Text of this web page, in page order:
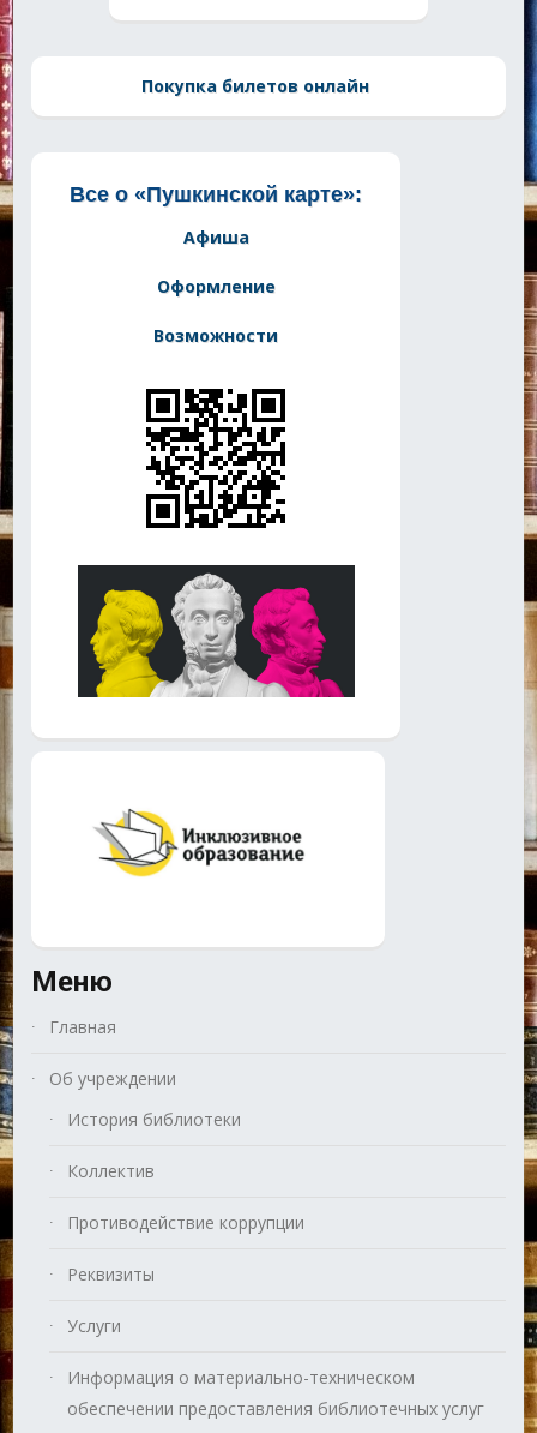
Покупка билетов онлайн
Все о «Пушкинской карте»:
Афиша
Оформление
Возможности
Меню
Главная
Об учреждении
История библиотеки
Коллектив
Противодействие коррупции
Реквизиты
Услуги
Информация о материально-техническом
обеспечении предоставления библиотечных услуг